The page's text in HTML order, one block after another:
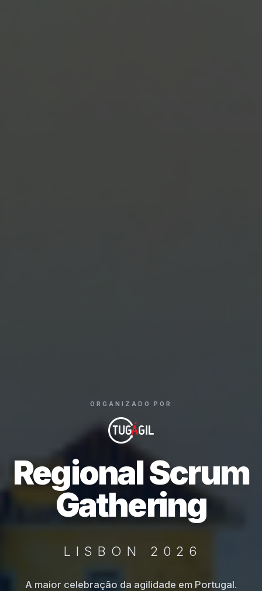
ORGANIZADO POR
Regional Scrum
Gathering
LISBON 2026
A maior celebração da agilidade em Portugal.